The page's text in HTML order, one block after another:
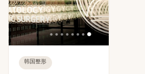
韩国整形